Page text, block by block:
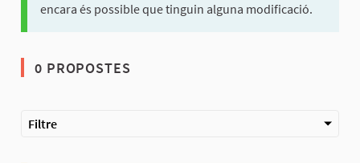
encara és possible que tinguin alguna modificació.
0 PROPOSTES
Filtre